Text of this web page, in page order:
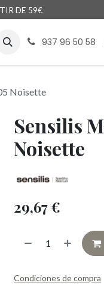
DE 59€
937 96 50 58
Noisette
Sensilis
Noisette
29,67€
Condiciones de compra